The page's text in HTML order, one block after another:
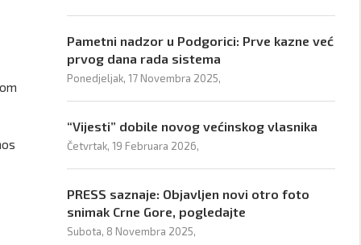
Pametni nadzor u Podgorici: Prve kazne već
prvog dana rada sistema
Ponedjeljak, 17 Novembra 2025,
“Vijesti” dobile novog većinskog vlasnika
Četvrtak, 19 Februara 2026,
PRESS saznaje: Objavljen novi otro foto
snimak Crne Gore, pogledajte
Subota, 8 Novembra 2025,